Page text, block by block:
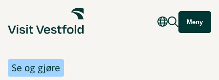
Meny
Se og gjøre